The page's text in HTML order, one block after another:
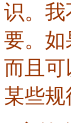
识。
要。
而且
某些